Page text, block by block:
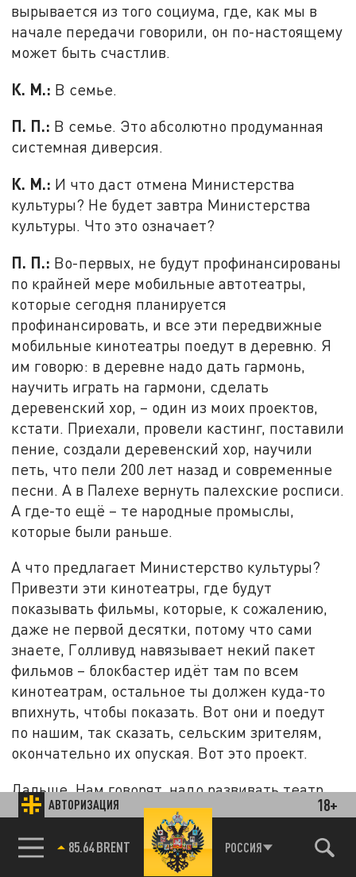
АВТОРИЗАЦИЯ 18+
85.64 BRENT РОССИЯ
вырывается из того социума, где, как мы в
начале передачи говорили, он по-настоящему
может быть счастлив.
К. М.: В семье.
П. П.: В семье. Это абсолютно продуманная
системная диверсия.
К. М.: И что даст отмена Министерства
культуры? Не будет завтра Министерства
культуры. Что это означает?
П. П.: Во-первых, не будут профинансированы
по крайней мере мобильные автотеатры,
которые сегодня планируется
профинансировать, и все эти передвижные
мобильные кинотеатры поедут в деревню. Я
им говорю: в деревне надо дать гармонь,
научить играть на гармони, сделать
деревенский хор, – один из моих проектов,
кстати. Приехали, провели кастинг, поставили
пение, создали деревенский хор, научили
петь, что пели 200 лет назад и современные
песни. А в Палехе вернуть палехские росписи.
А где-то ещё – те народные промыслы,
которые были раньше.
А что предлагает Министерство культуры?
Привезти эти кинотеатры, где будут
показывать фильмы, которые, к сожалению,
даже не первой десятки, потому что сами
знаете, Голливуд навязывает некий пакет
фильмов – блокбастер идёт там по всем
кинотеатрам, остальное ты должен куда-то
впихнуть, чтобы показать. Вот они и поедут
по нашим, так сказать, сельским зрителям,
окончательно их опуская. Вот это проект.
Дальше. Нам говорят, надо развивать театр.
Надо, чтобы в каждой школе был театр.
Катастрофа, это же диверсия! То есть
фактически всех детей через лицедейство
опять-таки втягивают в судьбу любимой моей